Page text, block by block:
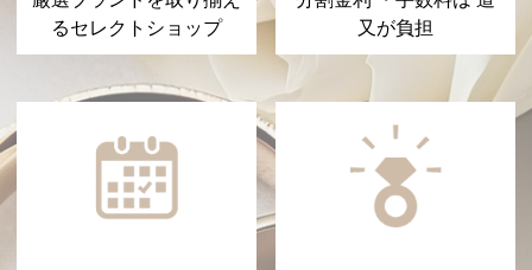
るセレクトショップ
又が負担